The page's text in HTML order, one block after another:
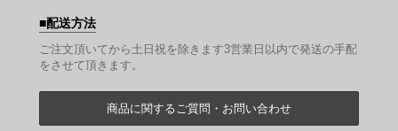
配送方法
ご注文頂いてから土日祝を除きます3営業日以内で発送の手配
をさせて頂きます。
商品に関するご質問・お問い合わせ